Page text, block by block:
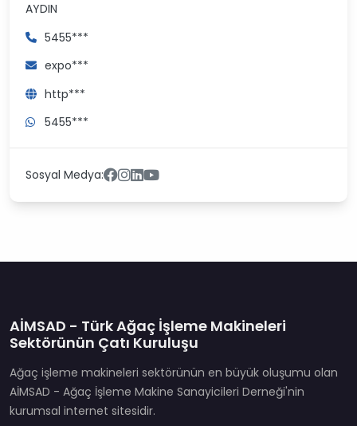
AYDIN
5455***
expo***
http***
5455***
Sosyal Medya:
AİMSAD - Türk Ağaç İşleme Makineleri
Sektörünün Çatı Kuruluşu
Ağaç işleme makineleri sektörünün en büyük oluşumu olan
AİMSAD - Ağaç İşleme Makine Sanayicileri Derneği'nin
kurumsal internet sitesidir.